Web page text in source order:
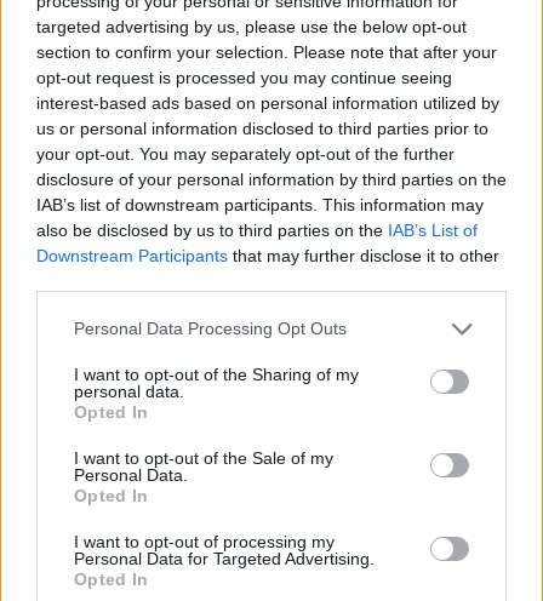
targeted advertising by us, please use the below opt-out
section to confirm your selection. Please note that after your
opt-out request is processed you may continue seeing
interest-based ads based on personal information utilized by
us or personal information disclosed to third parties prior to
your opt-out. You may separately opt-out of the further
disclosure of your personal information by third parties on the
IAB’s list of downstream participants. This information may
also be disclosed by us to third parties on the IAB’s List of
Downstream Participants that may further disclose it to other
Personal Data Processing Opt Outs
I want to opt-out of the Sharing of my
personal data.
Opted In
I want to opt-out of the Sale of my
Personal Data.
Opted In
I want to opt-out of processing my
Personal Data for Targeted Advertising.
Opted In
2023. június 01. 15:25
Az ENSZ azt javasolta Kijevnek, Moszkvának és
Ankarának, hogy kezdjék meg az előkészítő
munkálatokat az orosz ammónia Ukrajnán
keresztül történő átszállítására - írja a Reuters.
Az előkészítő munka megkezdésével párhuzamosan az
ENSZ azt szeretné, ha tárgyalásokat folytatnának a fekete-
tengeri gabonamegállapodás kiterjesztéséről, hogy az több
ukrán kikötőre és más szállítmányokra is kiterjedjen -
számára leginkább kritikus ammónia kapcsán azt
mondták az ukrán hatóságok, hogy...
KEDVES OLVASÓNK!
tartozik, melynek olvasása előfizetéses
regisztrációhoz kötött.